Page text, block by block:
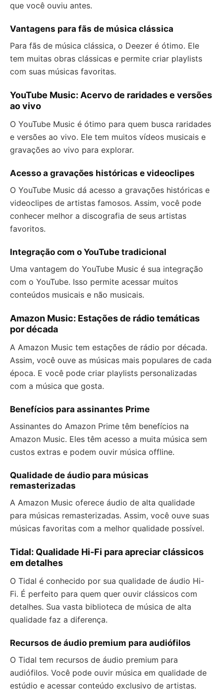
que você ouviu antes.
Vantagens para fãs de música clássica
Para fãs de música clássica, o Deezer é ótimo. Ele
tem muitas obras clássicas e permite criar playlists
com suas músicas favoritas.
YouTube Music: Acervo de raridades e versões
ao vivo
O YouTube Music é ótimo para quem busca raridades
e versões ao vivo. Ele tem muitos vídeos musicais e
gravações ao vivo para explorar.
Acesso a gravações históricas e videoclipes
O YouTube Music dá acesso a gravações históricas e
videoclipes de artistas famosos. Assim, você pode
conhecer melhor a discografia de seus artistas
favoritos.
Integração com o YouTube tradicional
Uma vantagem do YouTube Music é sua integração
com o YouTube. Isso permite acessar muitos
conteúdos musicais e não musicais.
Amazon Music: Estações de rádio temáticas
por década
A Amazon Music tem estações de rádio por década.
Assim, você ouve as músicas mais populares de cada
época. E você pode criar playlists personalizadas
com a música que gosta.
Benefícios para assinantes Prime
Assinantes do Amazon Prime têm benefícios na
Amazon Music. Eles têm acesso a muita música sem
custos extras e podem ouvir música offline.
Qualidade de áudio para músicas
remasterizadas
A Amazon Music oferece áudio de alta qualidade
para músicas remasterizadas. Assim, você ouve suas
músicas favoritas com a melhor qualidade possível.
Tidal: Qualidade Hi-Fi para apreciar clássicos
em detalhes
O Tidal é conhecido por sua qualidade de áudio Hi-
Fi. É perfeito para quem quer ouvir clássicos com
detalhes. Sua vasta biblioteca de música de alta
qualidade faz a diferença.
Recursos de áudio premium para audiófilos
O Tidal tem recursos de áudio premium para
audiófilos. Você pode ouvir música em qualidade de
estúdio e acessar conteúdo exclusivo de artistas.